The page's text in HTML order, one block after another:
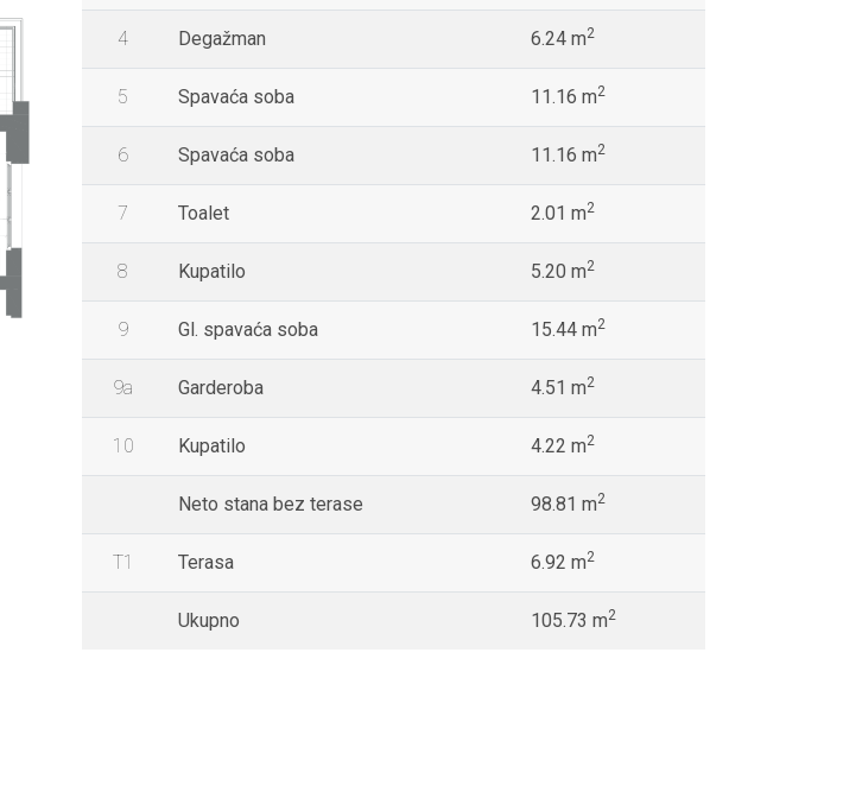
4 Degažman 6.24 m2
5 Spavaća soba 11.16 m2
6 Spavaća soba 11.16 m2
7 Toalet 2.01 m2
8 Kupatilo 5.20 m2
9 Gl. spavaća soba 15.44 m2
9a Garderoba 4.51 m2
10 Kupatilo 4.22 m2
Neto stana bez terase 98.81 m2
T1 Terasa 6.92 m2
Ukupno 105.73 m2